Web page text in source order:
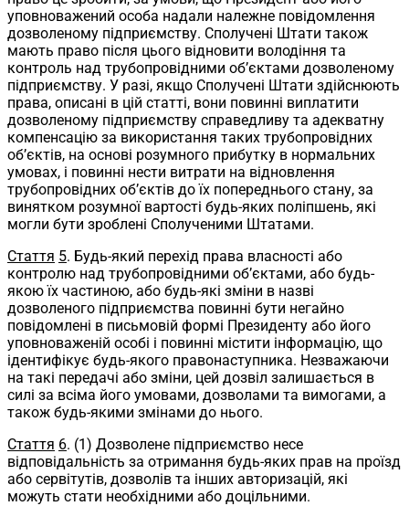
уповноважений особа надали належне повідомлення
дозволеному підприємству. Сполучені Штати також
мають право після цього відновити володіння та
контроль над трубопровідними об’єктами дозволеному
підприємству. У разі, якщо Сполучені Штати здійснюють
права, описані в цій статті, вони повинні виплатити
дозволеному підприємству справедливу та адекватну
компенсацію за використання таких трубопровідних
об’єктів, на основі розумного прибутку в нормальних
умовах, і повинні нести витрати на відновлення
трубопровідних об’єктів до їх попереднього стану, за
винятком розумної вартості будь-яких поліпшень, які
могли бути зроблені Сполученими Штатами.
Стаття 5. Будь-який перехід права власності або
контролю над трубопровідними об’єктами, або будь-
якою їх частиною, або будь-які зміни в назві
дозволеного підприємства повинні бути негайно
повідомлені в письмовій формі Президенту або його
уповноваженій особі і повинні містити інформацію, що
ідентифікує будь-якого правонаступника. Незважаючи
на такі передачі або зміни, цей дозвіл залишається в
силі за всіма його умовами, дозволами та вимогами, а
також будь-якими змінами до нього.
Стаття 6. (1) Дозволене підприємство несе
відповідальність за отримання будь-яких прав на проїзд
або сервітутів, дозволів та інших авторизацій, які
можуть стати необхідними або доцільними.